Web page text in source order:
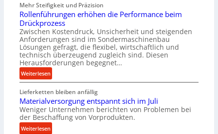
b
a
u
B
e
s
t
e
l
l
u
n
g
c
h
a
n
i
c
e
Ü
b
e
Mehr Steifigkeit und Präzision
Rollenführungen erhöhen die Performance beim
Drückprozess
Zwischen Kostendruck, Unsicherheit und steigenden
Anforderungen sind im Sondermaschinenbau
Lösungen gefragt, die flexibel, wirtschaftlich und
technisch überzeugend zugleich sind. Diesen
Herausforderungen begegnet…
Weiterlesen:
R
o
l
l
e
n
Lieferketten bleiben anfällig
Materialversorgung entspannt sich im Juli
Weniger Unternehmen berichten von Problemen bei
der Beschaffung von Vorprodukten.
Weiterlesen: